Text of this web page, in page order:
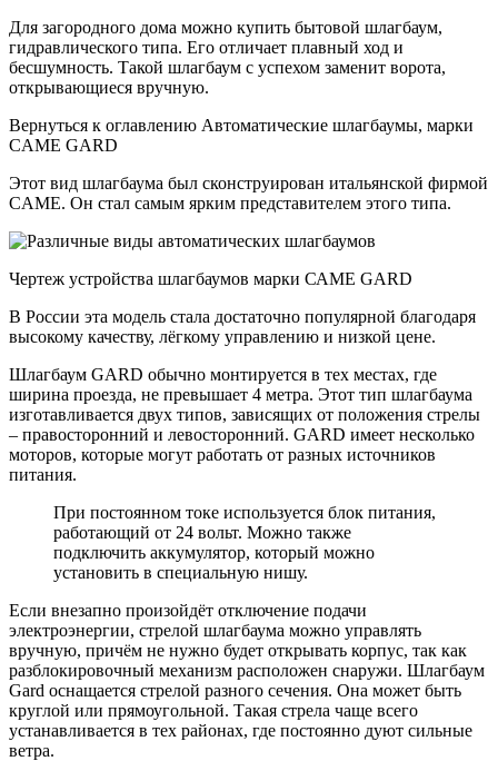
Для загородного дома можно купить бытовой шлагбаум,
гидравлического типа. Его отличает плавный ход и
бесшумность. Такой шлагбаум с успехом заменит ворота,
открывающиеся вручную.
Вернуться к оглавлению Автоматические шлагбаумы, марки
CAME GARD
Этот вид шлагбаума был сконструирован итальянской фирмой
CAME. Он стал самым ярким представителем этого типа.
Чертеж устройства шлагбаумов марки САМЕ GARD
В России эта модель стала достаточно популярной благодаря
высокому качеству, лёгкому управлению и низкой цене.
Шлагбаум GARD обычно монтируется в тех местах, где
ширина проезда, не превышает 4 метра. Этот тип шлагбаума
изготавливается двух типов, зависящих от положения стрелы
– правосторонний и левосторонний. GARD имеет несколько
моторов, которые могут работать от разных источников
питания.
При постоянном токе используется блок питания,
работающий от 24 вольт. Можно также
подключить аккумулятор, который можно
установить в специальную нишу.
Если внезапно произойдёт отключение подачи
электроэнергии, стрелой шлагбаума можно управлять
вручную, причём не нужно будет открывать корпус, так как
разблокировочный механизм расположен снаружи. Шлагбаум
Gard оснащается стрелой разного сечения. Она может быть
круглой или прямоугольной. Такая стрела чаще всего
устанавливается в тех районах, где постоянно дуют сильные
ветра.